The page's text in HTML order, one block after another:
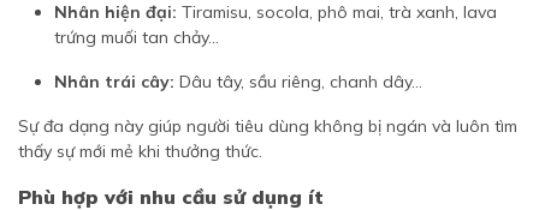
Nhân hiện đại: Tiramisu, socola, phô mai, trà xanh, lava
trứng muối tan chảy...
Nhân trái cây: Dâu tây, sầu riêng, chanh dây...
Sự đa dạng này giúp người tiêu dùng không bị ngán và luôn tìm
thấy sự mới mẻ khi thưởng thức.
Phù hợp với nhu cầu sử dụng ít